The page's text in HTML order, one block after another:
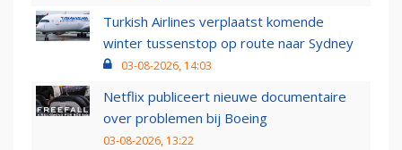
Turkish Airlines verplaatst komende
winter tussenstop op route naar Sydney
03-08-2026, 14:03
Netflix publiceert nieuwe documentaire
over problemen bij Boeing
03-08-2026, 13:22